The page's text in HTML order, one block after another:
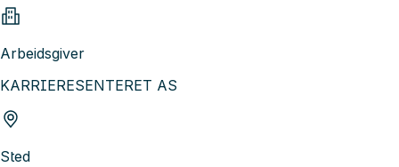
Arbeidsgiver
KARRIERESENTERET AS
Sted